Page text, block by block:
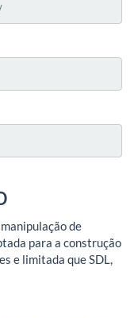
de
para a construção
e limitada que SDL,